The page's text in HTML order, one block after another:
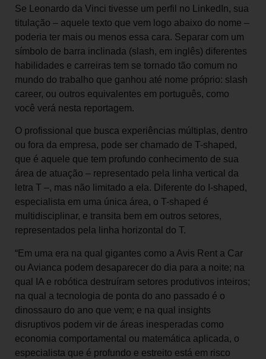
Se Leonardo da Vinci tivesse um perfil no LinkedIn, sua
titulação – aquele texto que vem logo abaixo do nome –
poderia ter mais ou menos essa cara. Separar com um
símbolo de barra inclinada (slash, em inglês) diferentes
habilidades e carreiras tem se tornado tão comum no
mundo do trabalho que ganhou até nome próprio: slash
career, ou outros equivalentes em português, como
você verá nesta reportagem.
O profissional que busca experiências múltiplas, dentro
ou fora da empresa, pode ser chamado de T-shaped,
que é aquele que tem profundo conhecimento de sua
área de atuação – representado pela linha vertical da
letra T –, mas não limitado a ela. Diferente do I-shaped,
especialista em uma única área, o T-shaped é
multidisciplinar, e transita bem em outros setores,
representados pela linha horizontal do T.
“Em uma era na qual gigantes como a Avis Rent a Car
ou Avianca podem desaparecer do dia para a noite; na
qual IA e robótica destruíram setores produtivos inteiros;
na qual a tecnologia de ponta do ano passado é o
dinossauro do ano que vem; e na qual insights
disruptivos podem vir de áreas inesperadas como
economia comportamental ou matemática aplicada, o
especialista que é profundo e estreito está em risco